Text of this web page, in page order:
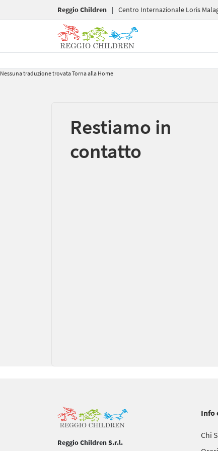
Reggio Children | Centro Internazionale Loris
Nessuna traduzione trovataTorna alla Home
Restiamo in
contatto
Reggio Children S.r.l.
Info
Chi